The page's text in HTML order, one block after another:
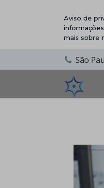
Aviso de
mais sobre
São